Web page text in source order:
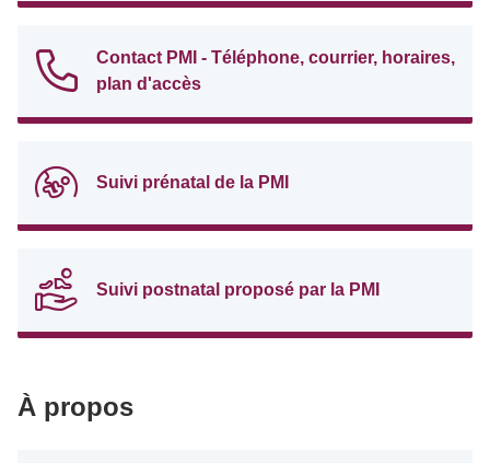
Contact PMI - Téléphone, courrier, horaires,
plan d'accès
Suivi prénatal de la PMI
Suivi postnatal proposé par la PMI
À propos